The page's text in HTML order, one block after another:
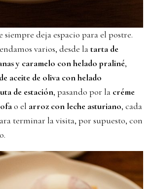
siempre deja espacio para el postre.
varios, desde latarta de
y caramelo con helado praliné,
aceite de oliva con helado
de estación, pasando por la créme
o el arroz con leche asturiano, cada
terminar la visita, por supuesto, con